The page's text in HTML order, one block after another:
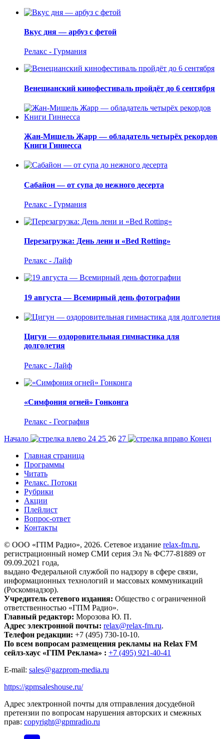
Вкус дня — арбуз с фетой
Релакс - Гурмания
Венецианский кинофестиваль пройдёт до 6 сентября
Жан-Мишель Жарр — обладатель четырёх рекордов
Книги Гиннесса
Сабайон — от супа до нежного десерта
Релакс - Гурмания
Перезагрузка: День лени и «Bed Rotting»
Релакс - Лайф
19 августа — Всемирный день фотографии
Цигун — оздоровительная гимнастика для
долголетия
Релакс - Лайф
«Симфония огней» Гонконга
Релакс - География
Начало
24 25 26 27
Конец
Главная страница
Программы
Читать
Релакс. Потоки
Рубрики
Акции
Плейлист
Вопрос-ответ
Контакты
© ООО «ГПМ Радио», 2026. Сетевое издание relax-fm.ru,
регистрационный номер СМИ серия Эл № ФС77-81889 от
09.09.2021 года,
выдано Федеральной службой по надзору в сфере связи,
информационных технологий и массовых коммуникаций
(Роскомнадзор).
Учредитель сетевого издания: Общество с ограниченной
ответственностью «ГПМ Радио».
Главный редактор: Морозова Ю. П.
Адрес электронной почты: relax@relax-fm.ru.
Телефон редакции: +7 (495) 730-10-10.
По всем вопросам размещения рекламы на Relax FM
сейлз-хаус «ГПМ Реклама» : +7 (495) 921-40-41
E-mail: sales@gazprom-media.ru
https://gpmsaleshouse.ru/
Адрес электронной почты для отправления досудебной
претензии по вопросам нарушения авторских и смежных
прав: copyright@gpmradio.ru